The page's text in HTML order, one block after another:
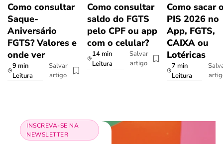
Como consultar
Saque-
Aniversário
FGTS? Valores e
onde ver
9 min
Leitura
Salvar
artigo
Como consultar
saldo do FGTS
pelo CPF ou app
com o celular?
14 min
Leitura
Salvar
artigo
Como sacar
PIS 2026 no
App, FGTS,
CAIXA ou
Lotéricas
7 min
Leitura
INSCREVA-SE NA
NEWSLETTER